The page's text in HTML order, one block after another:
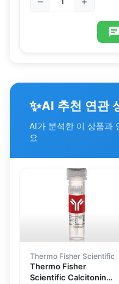
✨AI 추천 연관
AI가 분석한 이 상품과
요
Thermo Fisher Scientific
Thermo Fisher
Scientific Calcitonin